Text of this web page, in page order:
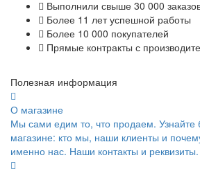
Выполнили свыше 30 000
Более 11 лет успешной работы
Более 10 000 покупателей
Прямые контракты с
Полезная информация
О магазине
Мы сами едим то, что продаем.
магазине: кто мы, наши клиенты и
именно нас. Наши контакты и реквизиты.